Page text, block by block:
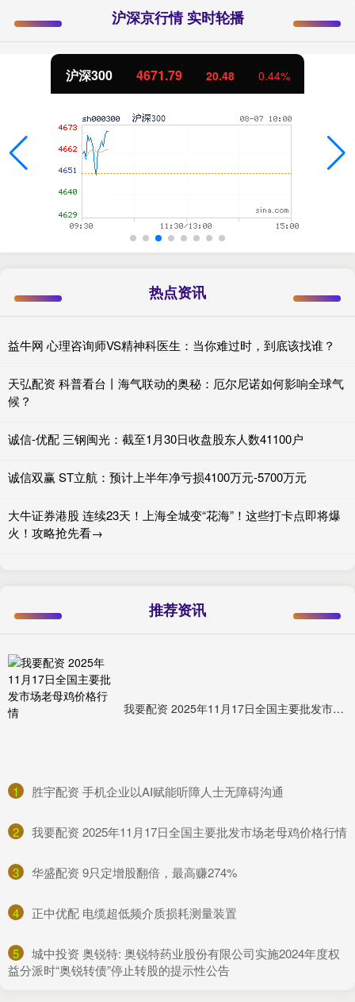
沪深京行情 实时轮播
沪深300 4671.79 20.48 0.44%
热点资讯
益牛网 心理咨询师VS精神科医生：当你难过时，到底该找谁？
天弘配资 科普看台丨海气联动的奥秘：厄尔尼诺如何影响全球气
候？
诚信-优配 三钢闽光：截至1月30日收盘股东人数41100户
诚信双赢 ST立航：预计上半年净亏损4100万元-5700万元
大牛证券港股 连续23天！上海全城变“花海”！这些打卡点即将爆
火！攻略抢先看→
推荐资讯
我要配资 2025年11月17日全国主要批发市场老母鸡价格行情
1 ​胜宇配资 手机企业以AI赋能听障人士无障碍沟通
2 ​我要配资 2025年11月17日全国主要批发市场老母鸡价格行情
3 ​华盛配资 9只定增股翻倍，最高赚274%
4 ​正中优配 电缆超低频介质损耗测量装置
5
​城中投资 奥锐特: 奥锐特药业股份有限公司实施2024年度权
益分派时“奥锐转债”停止转股的提示性公告